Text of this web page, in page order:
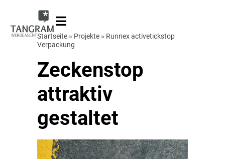
Startseite » Projekte » Runnex activetickstop
Verpackung
Zeckenstop
attraktiv
gestaltet